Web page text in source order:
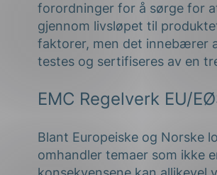
forordninger for å sørge for
gjennom livsløpet til
faktorer, men det innebærer
testes og sertifiseres av en
EMC Regelverk EU/
Blant Europeiske og Norske
omhandler temaer som ikke